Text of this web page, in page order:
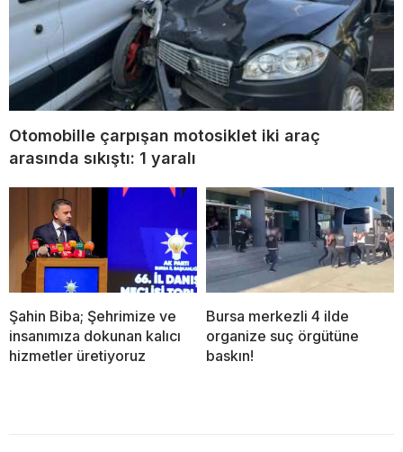
Otomobille çarpışan motosiklet iki araç
arasında sıkıştı: 1 yaralı
Şahin Biba; Şehrimize ve
insanımıza dokunan kalıcı
hizmetler üretiyoruz
Bursa merkezli 4 ilde
organize suç örgütüne
baskın!